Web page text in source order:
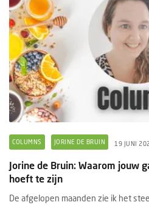
COLUMNS JORINE DE BRUIN 19 JUNI
Jorine de Bruin: Waarom jouw
hoeft te zijn
De afgelopen maanden zie ik het